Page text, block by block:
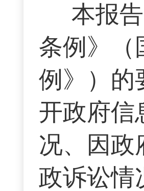
本报
条例》（
例》）的
开政府信
况、因政
政诉讼情